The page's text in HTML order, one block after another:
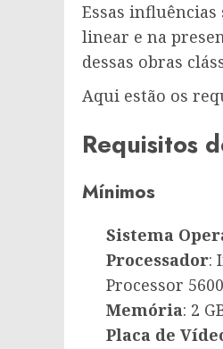
Essas
linear e na
dessas obras
Aqui estão os
Requisitos
Mínimos
Sistema
Processador:
Processor
Memória: 2
Placa de